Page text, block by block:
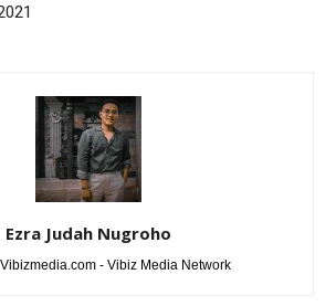
Ezra Judah Nugroho
- Vibiz Media Network